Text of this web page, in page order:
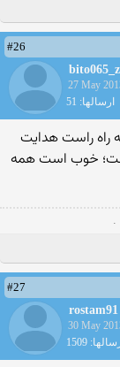
#26
27 May
ارسالها: 51
راه راست هدايت
خوب است همه
.
#27
30 May
1509